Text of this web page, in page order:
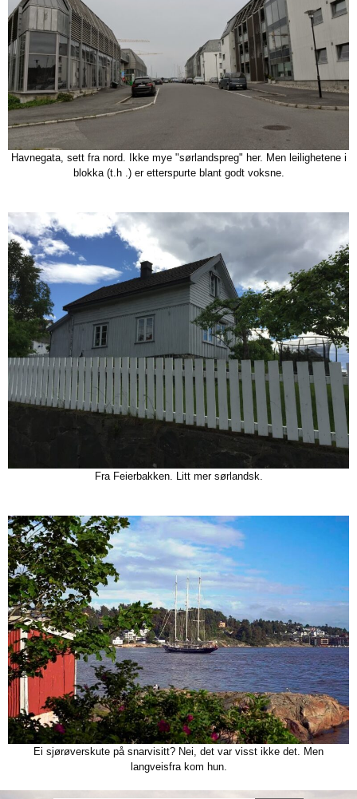
Havnegata, sett fra nord. Ikke mye "sørlandspreg" her. Men leilighetene i
blokka (t.h .) er etterspurte blant godt voksne.
Fra Feierbakken. Litt mer sørlandsk.
Ei sjørøverskute på snarvisitt? Nei, det var visst ikke det. Men
langveisfra kom hun.